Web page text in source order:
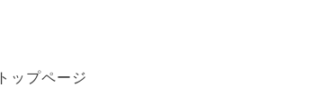
トップページ